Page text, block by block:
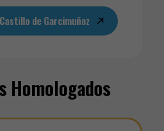
de Garcimuñoz
Homologados